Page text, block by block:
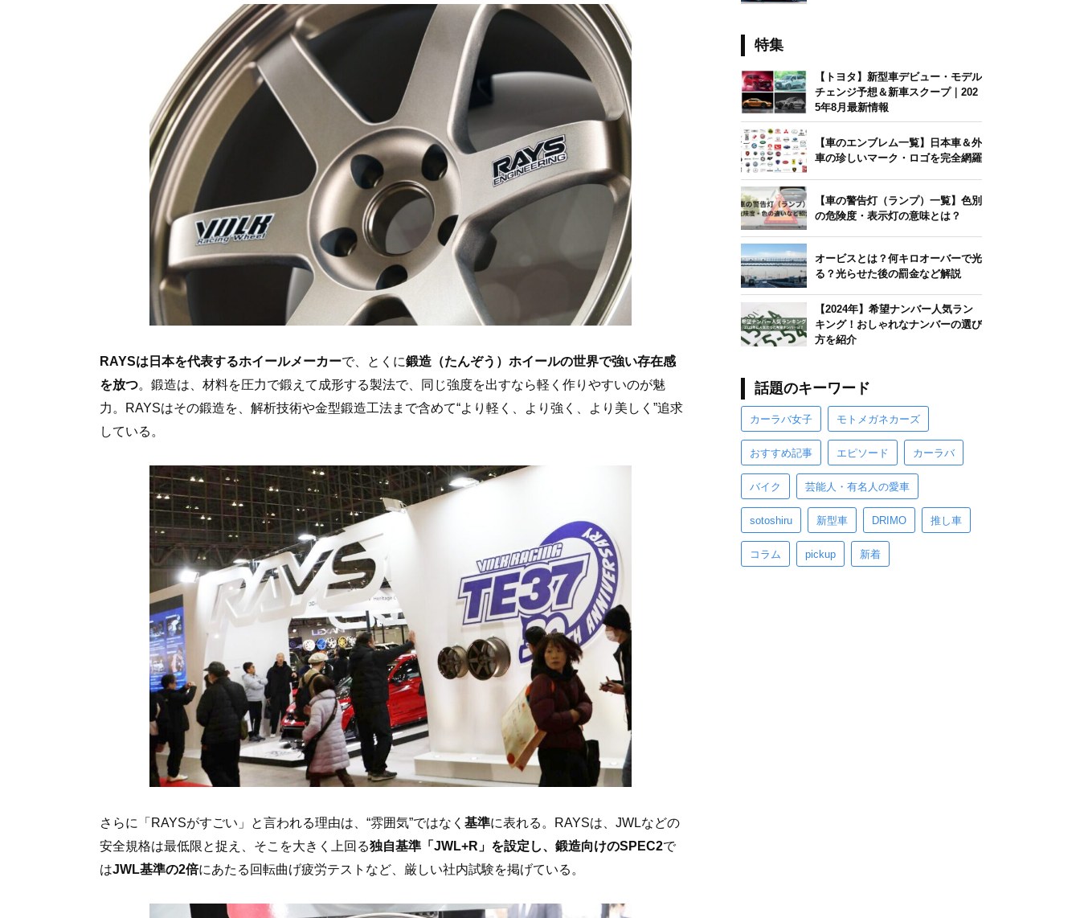
RAYSは日本を代表するホイールメーカーで、とくに鍛造（たんぞう）ホイールの世界で強い存在感
を放つ。鍛造は、材料を圧力で鍛えて成形する製法で、同じ強度を出すなら軽く作りやすいのが魅
力。RAYSはその鍛造を、解析技術や金型鍛造工法まで含めて“より軽く、より強く、より美しく”追求
している。
さらに「RAYSがすごい」と言われる理由は、“雰囲気”ではなく 基準に表れる。RAYSは、JWLなどの
安全規格は最低限と捉え、そこを大きく上回る独自基準「JWL+R」を設定し、鍛造向けのSPEC2で
はJWL基準の2倍にあたる回転曲げ疲労テストなど、厳しい社内試験を掲げている。
特集
【トヨタ】新型車デビュー・モデル
チェンジ予想＆新車スクープ｜202
5年8月最新情報
【車のエンブレム一覧】日本車＆外
車の珍しいマーク・ロゴを完全網羅
【車の警告灯（ランプ）一覧】色別
の危険度・表示灯の意味とは？
オービスとは？何キロオーバーで光
る？光らせた後の罰金など解説
【2024年】希望ナンバー人気ラン
キング！おしゃれなナンバーの選び
方を紹介
話題のキーワード
カーラバ女子 モトメガネカーズ
おすすめ記事 エピソード カーラバ
バイク 芸能人・有名人の愛車
sotoshiru 新型車 DRIMO 推し車
コラム pickup 新着